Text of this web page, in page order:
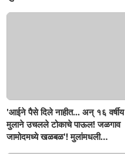
'आईने पैसे दिले नाहीत... अन् १६ वर्षीय
मुलाने उचलले टोकाचे पाऊल! जळगाव
जामोदमध्ये खळबळ'! मुलांमधली